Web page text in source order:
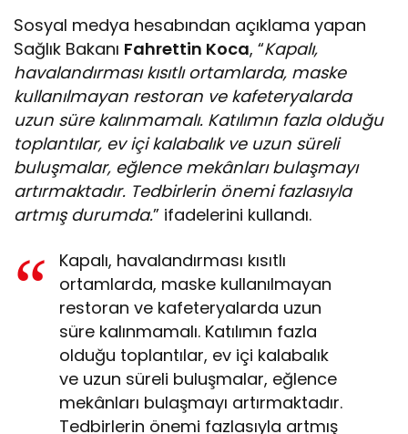
Sosyal medya hesabından açıklama yapan
Sağlık Bakanı Fahrettin Koca, “Kapalı,
havalandırması kısıtlı ortamlarda, maske
kullanılmayan restoran ve kafeteryalarda
uzun süre kalınmamalı. Katılımın fazla olduğu
toplantılar, ev içi kalabalık ve uzun süreli
buluşmalar, eğlence mekânları bulaşmayı
artırmaktadır. Tedbirlerin önemi fazlasıyla
artmış durumda.” ifadelerini kullandı.
Kapalı, havalandırması kısıtlı
ortamlarda, maske kullanılmayan
restoran ve kafeteryalarda uzun
süre kalınmamalı. Katılımın fazla
olduğu toplantılar, ev içi kalabalık
ve uzun süreli buluşmalar, eğlence
mekânları bulaşmayı artırmaktadır.
Tedbirlerin önemi fazlasıyla artmış